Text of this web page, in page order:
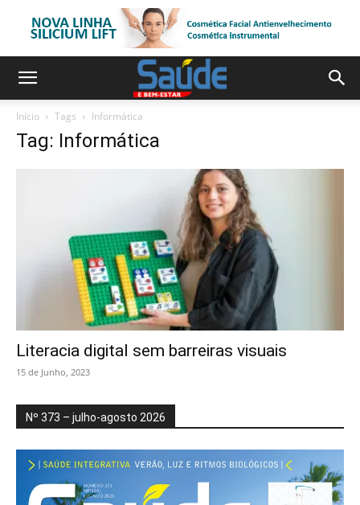
Início Tags Informática
Tag: Informática
Literacia digital sem barreiras visuais
15 de Junho, 2023
Nº 373 – julho-agosto 2026